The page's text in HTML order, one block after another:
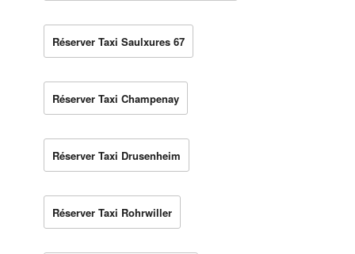
Réserver Taxi Saulxures 67
Réserver Taxi Champenay
Réserver Taxi Drusenheim
Réserver Taxi Rohrwiller